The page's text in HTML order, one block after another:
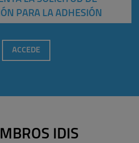
PARA LA ADHESIÓN
ACCEDE
IDIS